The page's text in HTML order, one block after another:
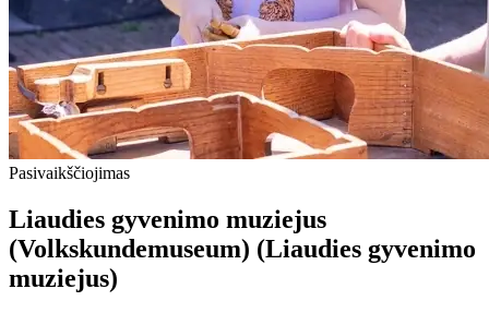
Pasivaikščiojimas
Liaudies gyvenimo muziejus
(Volkskundemuseum) (Liaudies gyvenimo
muziejus)